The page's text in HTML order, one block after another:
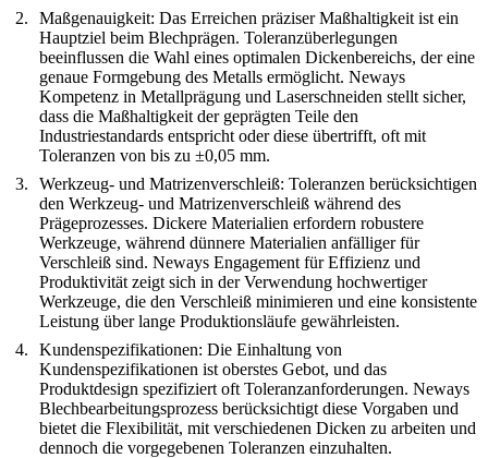
Maßgenauigkeit: Das Erreichen präziser Maßhaltigkeit ist ein
Hauptziel beim Blechprägen. Toleranzüberlegungen
beeinflussen die Wahl eines optimalen Dickenbereichs, der eine
genaue Formgebung des Metalls ermöglicht. Neways
Kompetenz in Metallprägung und Laserschneiden stellt sicher,
dass die Maßhaltigkeit der geprägten Teile den
Industriestandards entspricht oder diese übertrifft, oft mit
Toleranzen von bis zu ±0,05 mm.
Werkzeug- und Matrizenverschleiß: Toleranzen berücksichtigen
den Werkzeug- und Matrizenverschleiß während des
Prägeprozesses. Dickere Materialien erfordern robustere
Werkzeuge, während dünnere Materialien anfälliger für
Verschleiß sind. Neways Engagement für Effizienz und
Produktivität zeigt sich in der Verwendung hochwertiger
Werkzeuge, die den Verschleiß minimieren und eine konsistente
Leistung über lange Produktionsläufe gewährleisten.
Kundenspezifikationen: Die Einhaltung von
Kundenspezifikationen ist oberstes Gebot, und das
Produktdesign spezifiziert oft Toleranzanforderungen. Neways
Blechbearbeitungsprozess berücksichtigt diese Vorgaben und
bietet die Flexibilität, mit verschiedenen Dicken zu arbeiten und
dennoch die vorgegebenen Toleranzen einzuhalten.